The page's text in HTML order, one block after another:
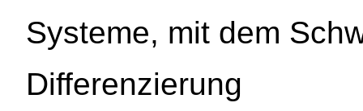
Systeme, mit dem
Differenzierung